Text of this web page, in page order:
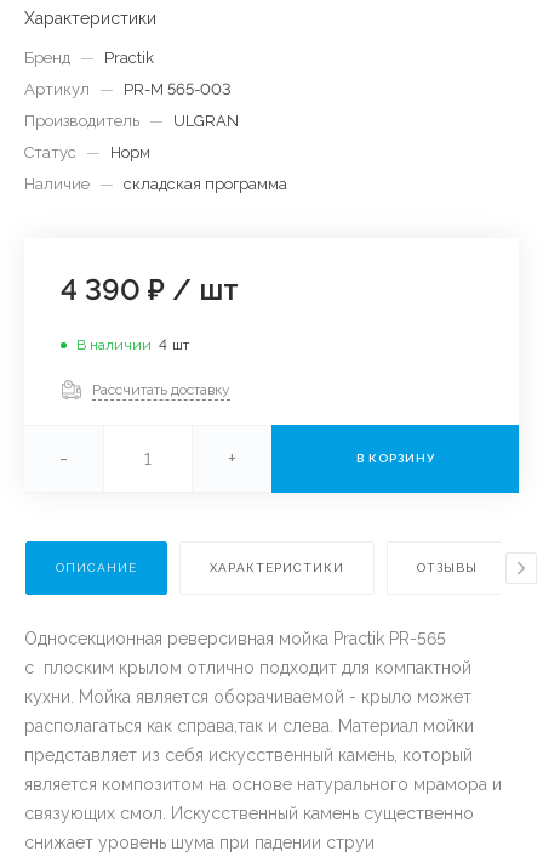
Характеристики
Бренд —
Practik
Артикул
—
PR-M 565-003
Производитель —
ULGRAN
Статус
—
Норм
Наличие — складская программа
4 390 ₽ / шт
В наличии 4 шт
Рассчитать доставку
- + В КОРЗИНУ
ОПИСАНИЕ ХАРАКТЕРИСТИКИ ОТЗЫВЫ
Односекционная реверсивная мойка Practik PR-565
с плоским крылом отлично подходит для компактной
кухни. Мойка является оборачиваемой - крыло может
располагаться как справа,так и слева. Материал мойки
представляет из себя искусственный камень, который
является композитом на основе натурального мрамора и
связующих смол. Искусственный камень существенно
снижает уровень шума при падении струи